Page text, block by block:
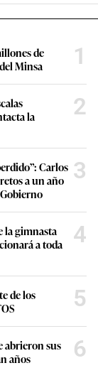
de
Minsa
1
la
2
Carlos
a un año
3
la gimnasta
a toda
4
de los
5
abrieron sus
años
6